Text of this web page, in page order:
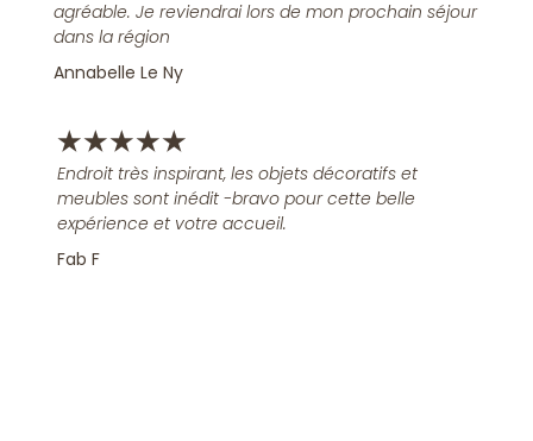
agréable. Je reviendrai lors de mon prochain séjour
dans la région
Annabelle Le Ny
★★★★★
Endroit très inspirant, les objets décoratifs et
meubles sont inédit -bravo pour cette belle
expérience et votre accueil.
Fab F